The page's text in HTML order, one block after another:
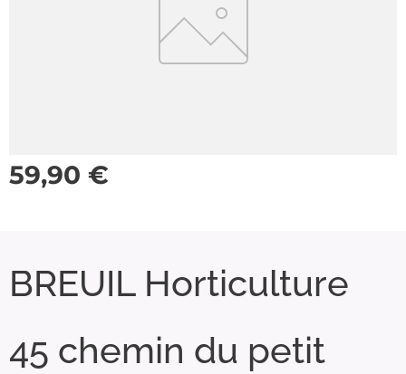
59,90 €
BREUIL Horticulture
45 chemin du petit